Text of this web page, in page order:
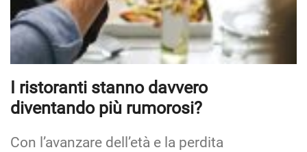
I ristoranti stanno davvero
diventando più rumorosi?
Con l’avanzare dell’età e la perdita